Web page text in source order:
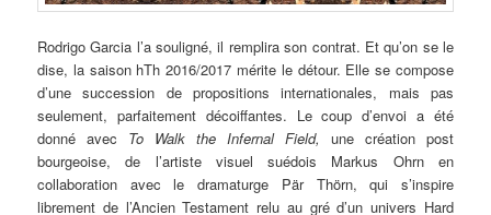
Rodrigo Garcia l’a souligné, il remplira son contrat. Et qu’on se le
dise, la saison hTh 2016/2017 mérite le détour. Elle se compose
d’une succession de propositions internationales, mais pas
seulement, parfaitement décoiffantes. Le coup d’envoi a été
donné avec To Walk the Infernal Field,
une création post
bourgeoise, de l’artiste visuel suédois Markus Ohrn en
collaboration avec le dramaturge Pär Thörn, qui s’inspire
librement de l’Ancien Testament relu au gré d’un univers Hard